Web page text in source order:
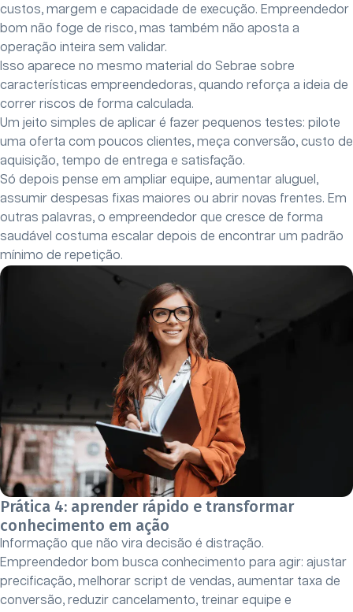
custos, margem e capacidade de execução. Empreendedor
bom não foge de risco, mas também não aposta a
operação inteira sem validar.
Isso aparece no mesmo material do Sebrae sobre
características empreendedoras, quando reforça a ideia de
correr riscos de forma calculada.
Um jeito simples de aplicar é fazer pequenos testes: pilote
uma oferta com poucos clientes, meça conversão, custo de
aquisição, tempo de entrega e satisfação.
Só depois pense em ampliar equipe, aumentar aluguel,
assumir despesas fixas maiores ou abrir novas frentes. Em
outras palavras, o empreendedor que cresce de forma
saudável costuma escalar depois de encontrar um padrão
mínimo de repetição.
Prática 4: aprender rápido e transformar
conhecimento em ação
Informação que não vira decisão é distração.
Empreendedor bom busca conhecimento para agir: ajustar
precificação, melhorar script de vendas, aumentar taxa de
conversão, reduzir cancelamento, treinar equipe e